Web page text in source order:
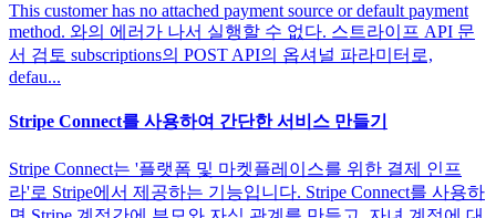
This customer has no attached payment source or default payment
method. 와의 에러가 나서 실행할 수 없다. 스트라이프 API 문
서 검토 subscriptions의 POST API의 옵셔널 파라미터로,
defau...
Stripe Connect를 사용하여 간단한 서비스 만들기
Stripe Connect는 '플랫폼 및 마켓플레이스를 위한 결제 인프
라'로 Stripe에서 제공하는 기능입니다. Stripe Connect를 사용하